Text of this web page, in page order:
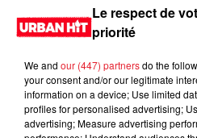
Le respect de
priorité
We and our (447) partnersdo the
your consent and/or our legitimate
information on a device; Use limited
profiles for personalised advertising;
advertising; Measure advertising